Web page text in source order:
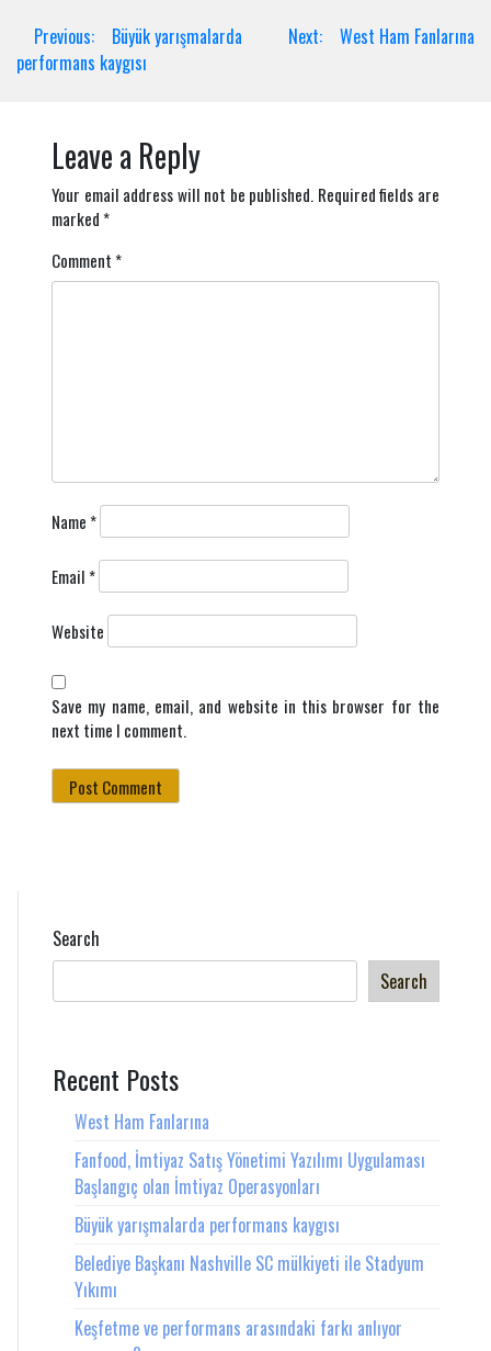
Post
navigation
Previous:
Büyük yarışmalarda
performans kaygısı
Next: West Ham Fanlarına
Leave a Reply
Your email address will not be published. Required fields are
marked *
Comment *
Name *
Email *
Website
Save my name, email, and website in this browser for the
next time I comment.
Search
Search
Recent Posts
West Ham Fanlarına
Fanfood, İmtiyaz Satış Yönetimi Yazılımı Uygulaması
Başlangıç olan İmtiyaz Operasyonları
Büyük yarışmalarda performans kaygısı
Belediye Başkanı Nashville SC mülkiyeti ile Stadyum
Yıkımı
Keşfetme ve performans arasındaki farkı anlıyor